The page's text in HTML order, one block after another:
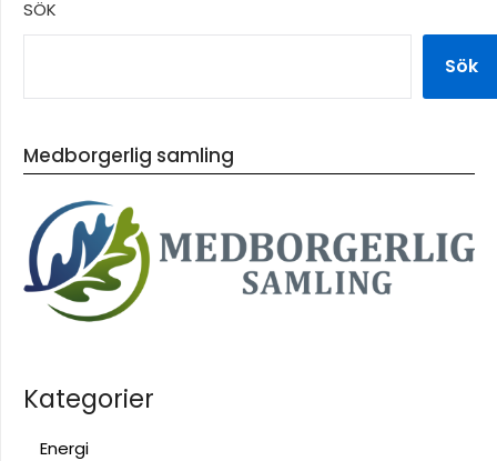
SÖK
Sök
Medborgerlig samling
Kategorier
Energi